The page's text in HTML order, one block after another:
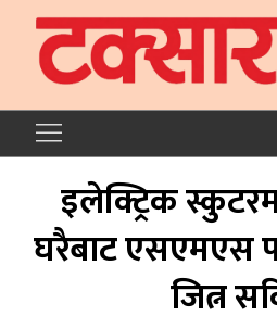
इलेक्ट्रिक
घरैबाट एसएमएस
जित्न